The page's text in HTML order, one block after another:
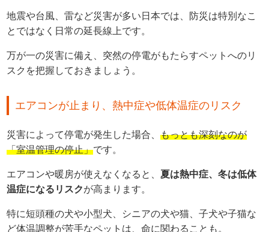
地震や台風、雷など災害が多い日本では、防災は特別なこ
とではなく日常の延長線上です。
万が一の災害に備え、突然の停電がもたらすペットへのリ
スクを把握しておきましょう。
エアコンが止まり、熱中症や低体温症のリスク
災害によって停電が発生した場合、もっとも深刻なのが
「室温管理の停止」です。
エアコンや暖房が使えなくなると、夏は熱中症、冬は低体
温症になるリスクが高まります。
特に短頭種の犬や小型犬、シニアの犬や猫、子犬や子猫な
ど体温調整が苦手なペットは、命に関わることも。